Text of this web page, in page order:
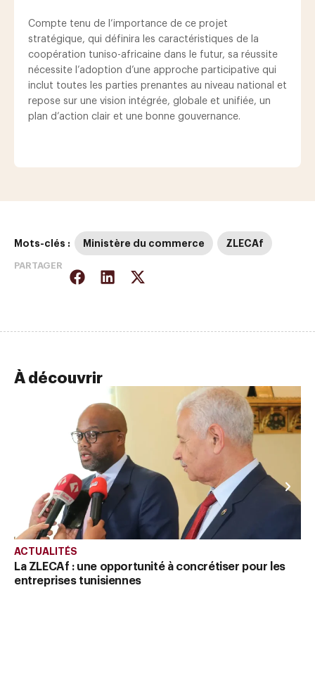
Compte tenu de l’importance de ce projet
stratégique, qui définira les caractéristiques de la
coopération tuniso-africaine dans le futur, sa réussite
nécessite l’adoption d’une approche participative qui
inclut toutes les parties prenantes au niveau national et
repose sur une vision intégrée, globale et unifiée, un
plan d’action clair et une bonne gouvernance.
Mots-clés : Ministère du commerce ZLECAf
PARTAGER
À découvrir
ACTUALITÉS
La ZLECAf : une opportunité à concrétiser pour les
entreprises tunisiennes